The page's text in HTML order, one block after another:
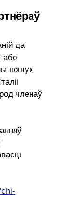
да
або
пошук
членаў